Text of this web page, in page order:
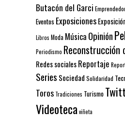
Butacón del Garci
Eventos Exposiciones
Libros Moda Música Opinión
Periodismo Reconstrucción
Redes socialesReportaje
Series Sociedad Solidaridad
Toros Tradiciones Turismo
Videoteca viñeta